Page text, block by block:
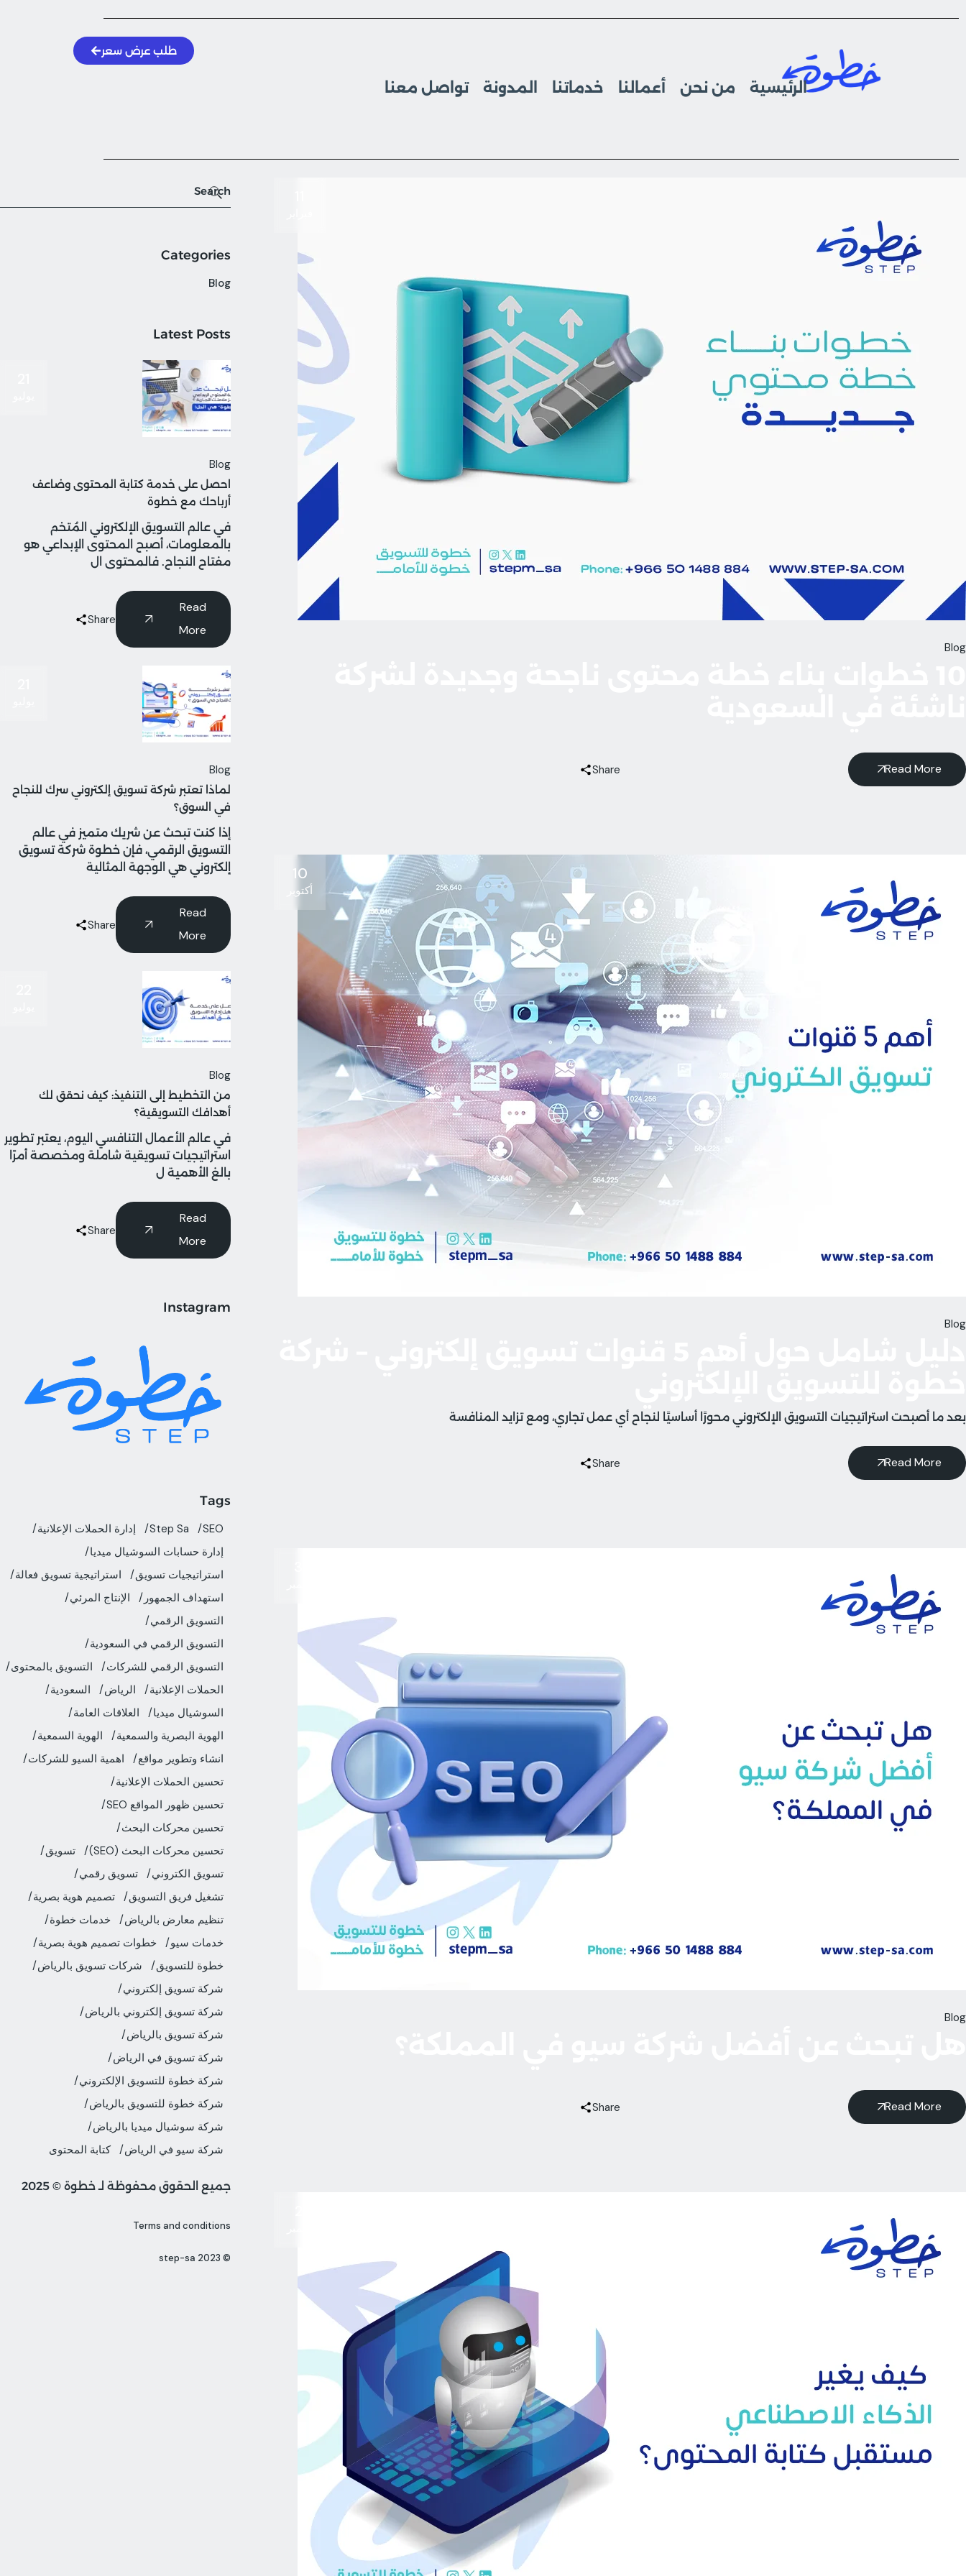
الرئيسية من نحن أعمالنا خدماتنا المدونة تواصل معنا
طلب عرض سعر
Blog
Read More
Share
10
أكتوبر
Blog
بعد ما أصبحت استراتيجيات التسويق الإلكتروني محورًا أساسيًا لنجاح أي عمل تجاري، ومع تزايد المنافسة
Read More
Share
Blog
Read More
Share
Categories
Blog
Latest Posts
Blog
احصل على خدمة كتابة المحتوى وضاعف
أرباحك مع خطوة
في عالم التسويق الإلكتروني المُتخم
بالمعلومات، أصبح المحتوى الإبداعي هو
مفتاح النجاح. فالمحتوى ال
Read
More
Share
Blog
لماذا تعتبر شركة تسويق إلكتروني سرك للنجاح
في السوق؟
إذا كنت تبحث عن شريك متميز في عالم
التسويق الرقمي، فإن خطوة شركة تسويق
إلكتروني هي الوجهة المثالية
Read
More
Share
Blog
من التخطيط إلى التنفيذ: كيف نحقق لك
أهدافك التسويقية؟
في عالم الأعمال التنافسي اليوم، يعتبر تطوير
استراتيجيات تسويقية شاملة ومخصصة أمرًا
بالغ الأهمية ل
Read
More
Share
Instagram
Tags
SEO
Step Sa
إدارة الحملات الإعلانية
إدارة حسابات السوشيال ميديا
استراتيجيات تسويق
استراتيجية تسويق فعالة
استهداف الجمهور
الإنتاج المرئي
التسويق الرقمي
التسويق الرقمي في السعودية
التسويق الرقمي للشركات
التسويق بالمحتوى
الحملات الإعلانية
الرياض
السعودية
السوشيال ميديا
العلاقات العامة
الهوية البصرية والسمعية
الهوية السمعية
انشاء وتطوير مواقع
اهمية السيو للشركات
تحسين الحملات الإعلانية
تحسين ظهور المواقع SEO
تحسين محركات البحث
تحسين محركات البحث (SEO)
تسويق
تسويق الكتروني
تسويق رقمي
تشغيل فريق التسويق
تصميم هوية بصرية
تنظيم معارض بالرياض
خدمات خطوة
خدمات سيو
خطوات تصميم هوية بصرية
خطوة للتسويق
شركات تسويق بالرياض
شركة تسويق إلكتروني
شركة تسويق إلكتروني بالرياض
شركة تسويق بالرياض
شركة تسويق في الرياض
شركة خطوة للتسويق الإلكتروني
شركة خطوة للتسويق بالرياض
شركة سوشيال ميديا بالرياض
شركة سيو في الرياض
كتابة المحتوى
جميع الحقوق محفوظة لـ خطوة © 2025
Terms and conditions
© 2023 step-sa